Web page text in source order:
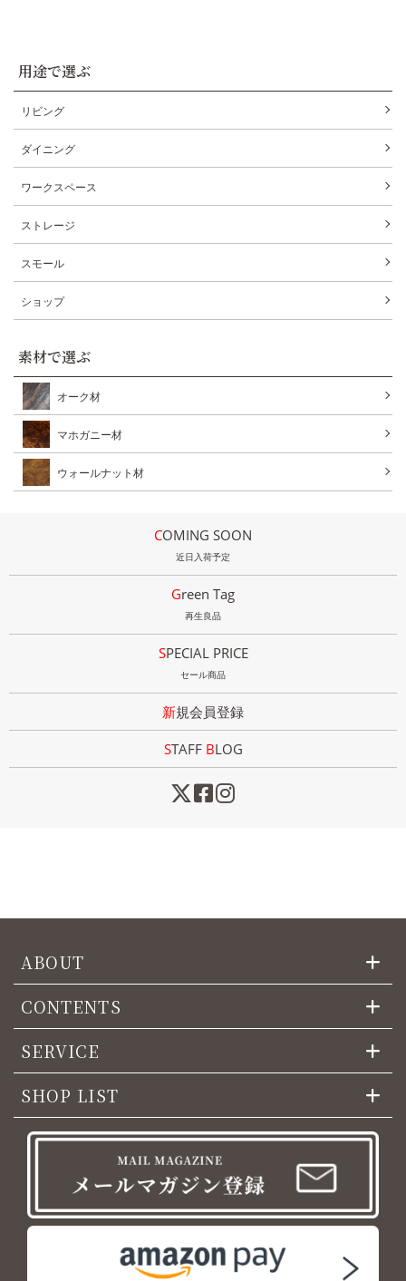
用途で選ぶ
リビング
ダイニング
ワークスペース
ストレージ
スモール
ショップ
素材で選ぶ
オーク材
マホガニー材
ウォールナット材
COMING SOON
近日入荷予定
Green Tag
再生良品
SPECIAL PRICE
セール商品
新規会員登録
STAFF BLOG
ABOUT
CONTENTS
SERVICE
SHOP LIST